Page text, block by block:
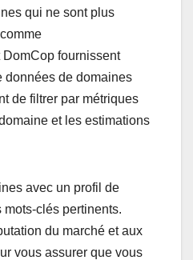
qui ne sont plus
fournissent
données de domaines
de filtrer par métriques
et les estimations
avec un profil de
clés pertinents.
du marché et aux
vous assurer que vous